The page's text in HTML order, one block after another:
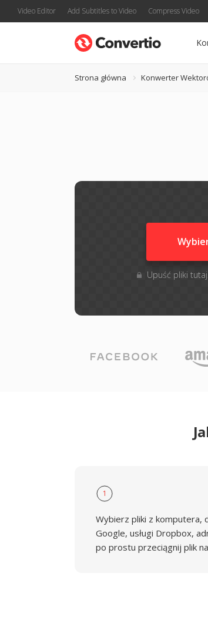
Video Editor Add Subtitles to Video Compress Video
Strona główna Konwerter
Upuść pliki
1
Wybierz pliki z komputera,
Google, usługi Dropbox,
po prostu przeciągnij plik